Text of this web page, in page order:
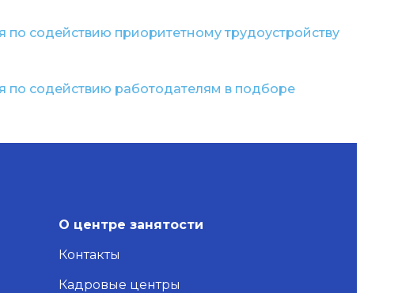
содействию приоритетному трудоустройству
по содействию работодателям в подборе
О центре занятости
Контакты
Кадровые центры